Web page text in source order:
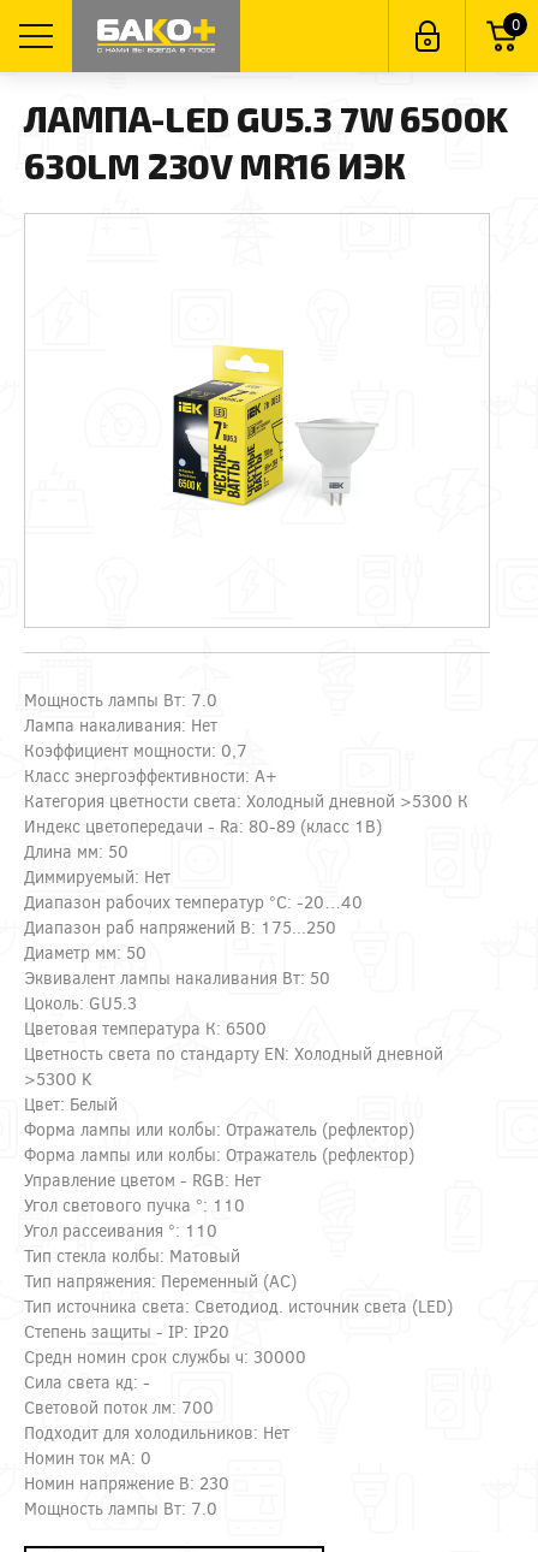
0
ЛАМПА-LED GU5.3 7W 6500K
630LM 230V MR16 ИЭК
Мощность лампы Вт: 7.0
Лампа накаливания: Нет
Коэффициент мощности: 0,7
Класс энергоэффективности: A+
Категория цветности света: Холодный дневной >5300 К
Индекс цветопередачи - Ra: 80-89 (класс 1B)
Длина мм: 50
Диммируемый: Нет
Диапазон рабочих температур °C: -20…40
Диапазон раб напряжений В: 175...250
Диаметр мм: 50
Эквивалент лампы накаливания Вт: 50
Цоколь: GU5.3
Цветовая температура К: 6500
Цветность света по стандарту EN: Холодный дневной
>5300 K
Цвет: Белый
Форма лампы или колбы: Отражатель (рефлектор)
Форма лампы или колбы: Отражатель (рефлектор)
Управление цветом - RGB: Нет
Угол светового пучка °: 110
Угол рассеивания °: 110
Тип стекла колбы: Матовый
Тип напряжения: Переменный (AC)
Тип источника света: Светодиод. источник света (LED)
Степень защиты - IP: IP20
Средн номин срок службы ч: 30000
Сила света кд: -
Световой поток лм: 700
Подходит для холодильников: Нет
Номин ток мА: 0
Номин напряжение В: 230
Мощность лампы Вт: 7.0